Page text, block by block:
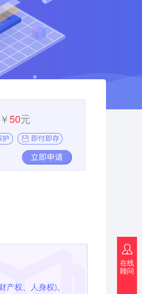
￥50元
产权、人身权)。
在线
顾问